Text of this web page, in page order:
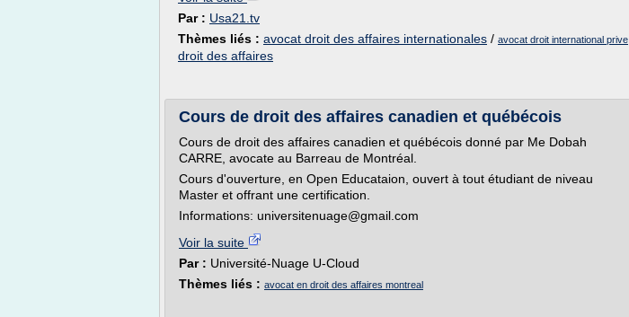
Par : Usa21.tv
Thèmes liés : avocat droit des affaires internationales / avocat droit international prive
droit des affaires
Cours de droit des affaires canadien et québécois
Cours de droit des affaires canadien et québécois donné par Me Dobah
CARRE, avocate au Barreau de Montréal.
Cours d'ouverture, en Open Educataion, ouvert à tout étudiant de niveau
Master et offrant une certification.
Informations: universitenuage@gmail.com
Voir la suite
Par : Université-Nuage U-Cloud
Thèmes liés : avocat en droit des affaires montreal